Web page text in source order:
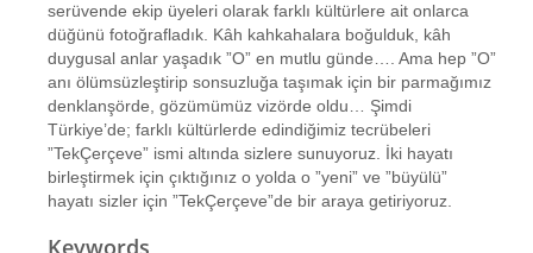
serüvende ekip üyeleri olarak farklı kültürlere ait onlarca
düğünü fotoğrafladık. Kâh kahkahalara boğulduk, kâh
duygusal anlar yaşadık ”O” en mutlu günde…. Ama hep ”O”
anı ölümsüzleştirip sonsuzluğa taşımak için bir parmağımız
denklanşörde, gözümümüz vizörde oldu… Şimdi
Türkiye’de; farklı kültürlerde edindiğimiz tecrübeleri
”TekÇerçeve” ismi altında sizlere sunuyoruz. İki hayatı
birleştirmek için çıktığınız o yolda o ”yeni” ve ”büyülü”
hayatı sizler için ”TekÇerçeve”de bir araya getiriyoruz.
Keywords